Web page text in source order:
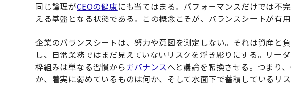
同じ論理がCEOの健康にも当てはまる。パフォーマンスだけでは不
える基盤となる状態である。この概念こそが、バランスシートが有
企業のバランスシートは、努力や意図を測定しない。それは資産と
し、日常業務ではまだ見えていないリスクを浮き彫りにする。リー
枠組みは単なる習慣から ガバナンスへと議論を転換させる。つまり
か、着実に弱めているものは何か、そして水面下で蓄積しているリ